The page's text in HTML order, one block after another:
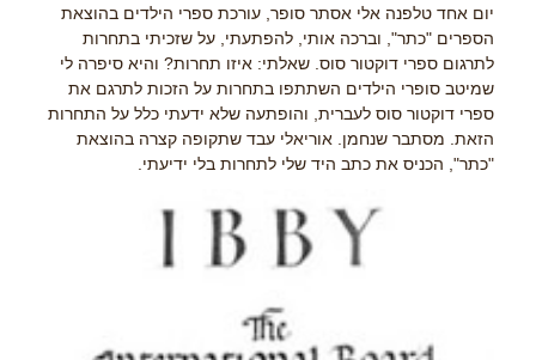
יום אחד טלפנה אלי אסתר סופר, עורכת ספרי הילדים בהוצאת
הספרים "כתר", וברכה אותי, להפתעתי, על שזכיתי בתחרות
לתרגום ספרי דוקטור סוס. שאלתי: איזו תחרות? והיא סיפרה לי
שמיטב סופרי הילדים השתתפו בתחרות על הזכות לתרגם את
ספרי דוקטור סוס לעברית, והופתעה שלא ידעתי כלל על התחרות
הזאת. מסתבר שנחמן. אוריאלי עבד שתקופה קצרה בהוצאת
"כתר", הכניס את כתב היד שלי לתחרות בלי ידיעתי.